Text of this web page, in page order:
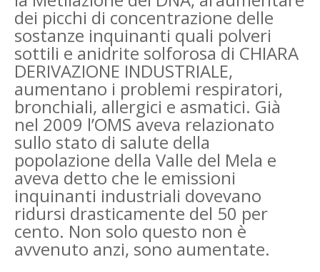
dei picchi di concentrazione delle
sostanze inquinanti quali polveri
sottili e anidrite solforosa di CHIARA
DERIVAZIONE INDUSTRIALE,
aumentano i problemi respiratori,
bronchiali, allergici e asmatici. Già
nel 2009 l’OMS aveva relazionato
sullo stato di salute della
popolazione della Valle del Mela e
aveva detto che le emissioni
inquinanti industriali dovevano
ridursi drasticamente del 50 per
cento. Non solo questo non è
avvenuto anzi, sono aumentate.